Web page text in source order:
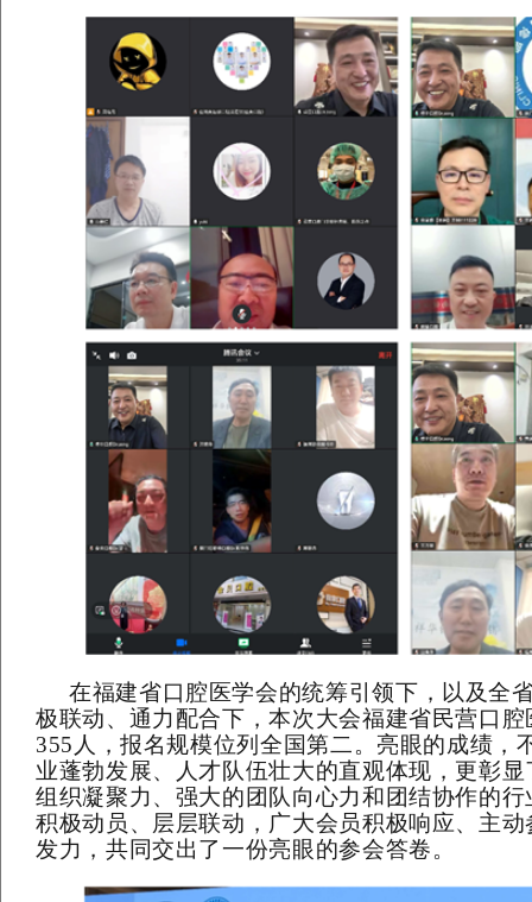
在福建省口腔医学会的统筹引领下，以及全
极联动、通力配合下，本次大会福建省民营口
355 人，报名规模位列全国第二。亮眼的成绩，
业蓬勃发展、人才队伍壮大的直观体现，更彰显
组织凝聚力、强大的团队向心力和团结协作的行
积极动员、层层联动，广大会员积极响应、主
发力，共同交出了一份亮眼的参会答卷。